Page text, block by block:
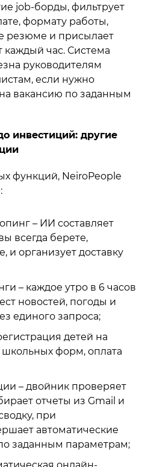
job-борды, фильтрует
формату работы,
резюме и присылает
каждый час. Система
руководителям
если нужно
вакансию по заданным
инвестиций: другие
функций, NeiroPeople
– ИИ составляет
всегда берете,
и организует доставку
– каждое утро в 6 часов
новостей, погоды и
единого запроса;
детей на
форм, оплата
– двойник проверяет
отчеты из Gmail и
при
автоматические
заданным параметрам;